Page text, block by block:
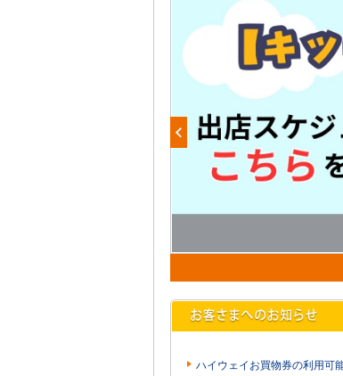
ハイウェイお買物券の利用可